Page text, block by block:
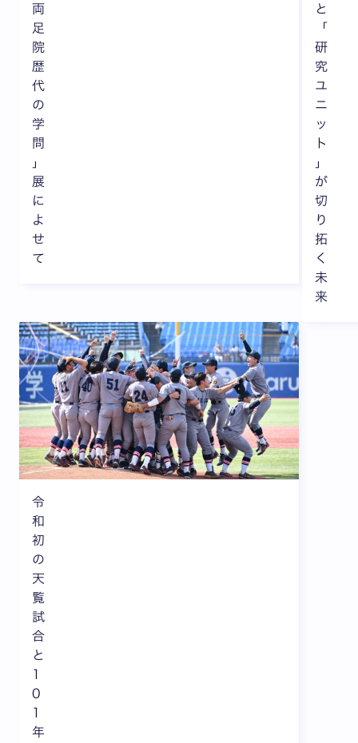
両
足
院
歴
代
の
学
問
」
展
に
よ
せ
て
令
和
初
の
天
覧
試
合
と
1
0
1
年
と
「
研
究
ユ
ニ
ッ
ト
」
が
切
り
拓
く
未
来